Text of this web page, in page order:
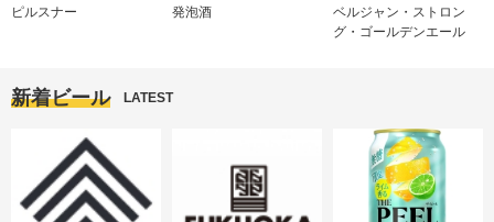
ピルスナー 発泡酒
ベルジャン・ストロン
グ・ゴールデンエール
新着ビール LATEST